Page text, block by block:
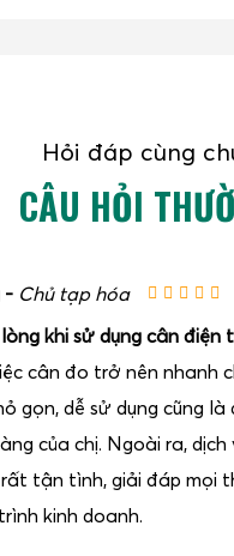
Hỏi đáp cùng
CÂU HỎI
- Chủ tạp hóa
khi sử dụng cân điện
cân đo trở nên nhanh
gọn, dễ sử dụng cũng
của chị. Ngoài ra,
tận tình, giải đáp mọi
kinh doanh.